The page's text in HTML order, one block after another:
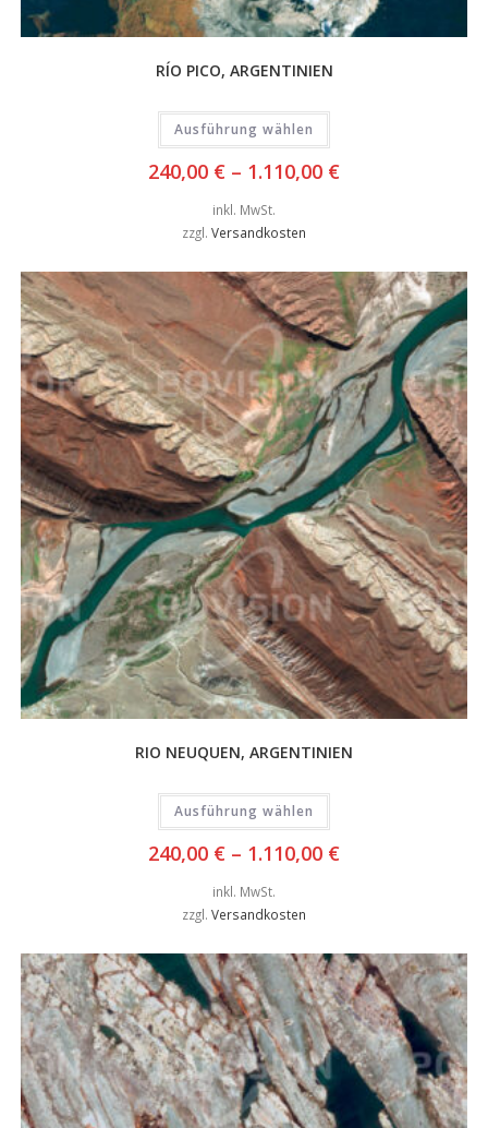
RÍO PICO, ARGENTINIEN
Ausführung wählen
240,00 € – 1.110,00 €
inkl. MwSt.
zzgl. Versandkosten
RIO NEUQUEN, ARGENTINIEN
Ausführung wählen
240,00 € – 1.110,00 €
inkl. MwSt.
zzgl. Versandkosten